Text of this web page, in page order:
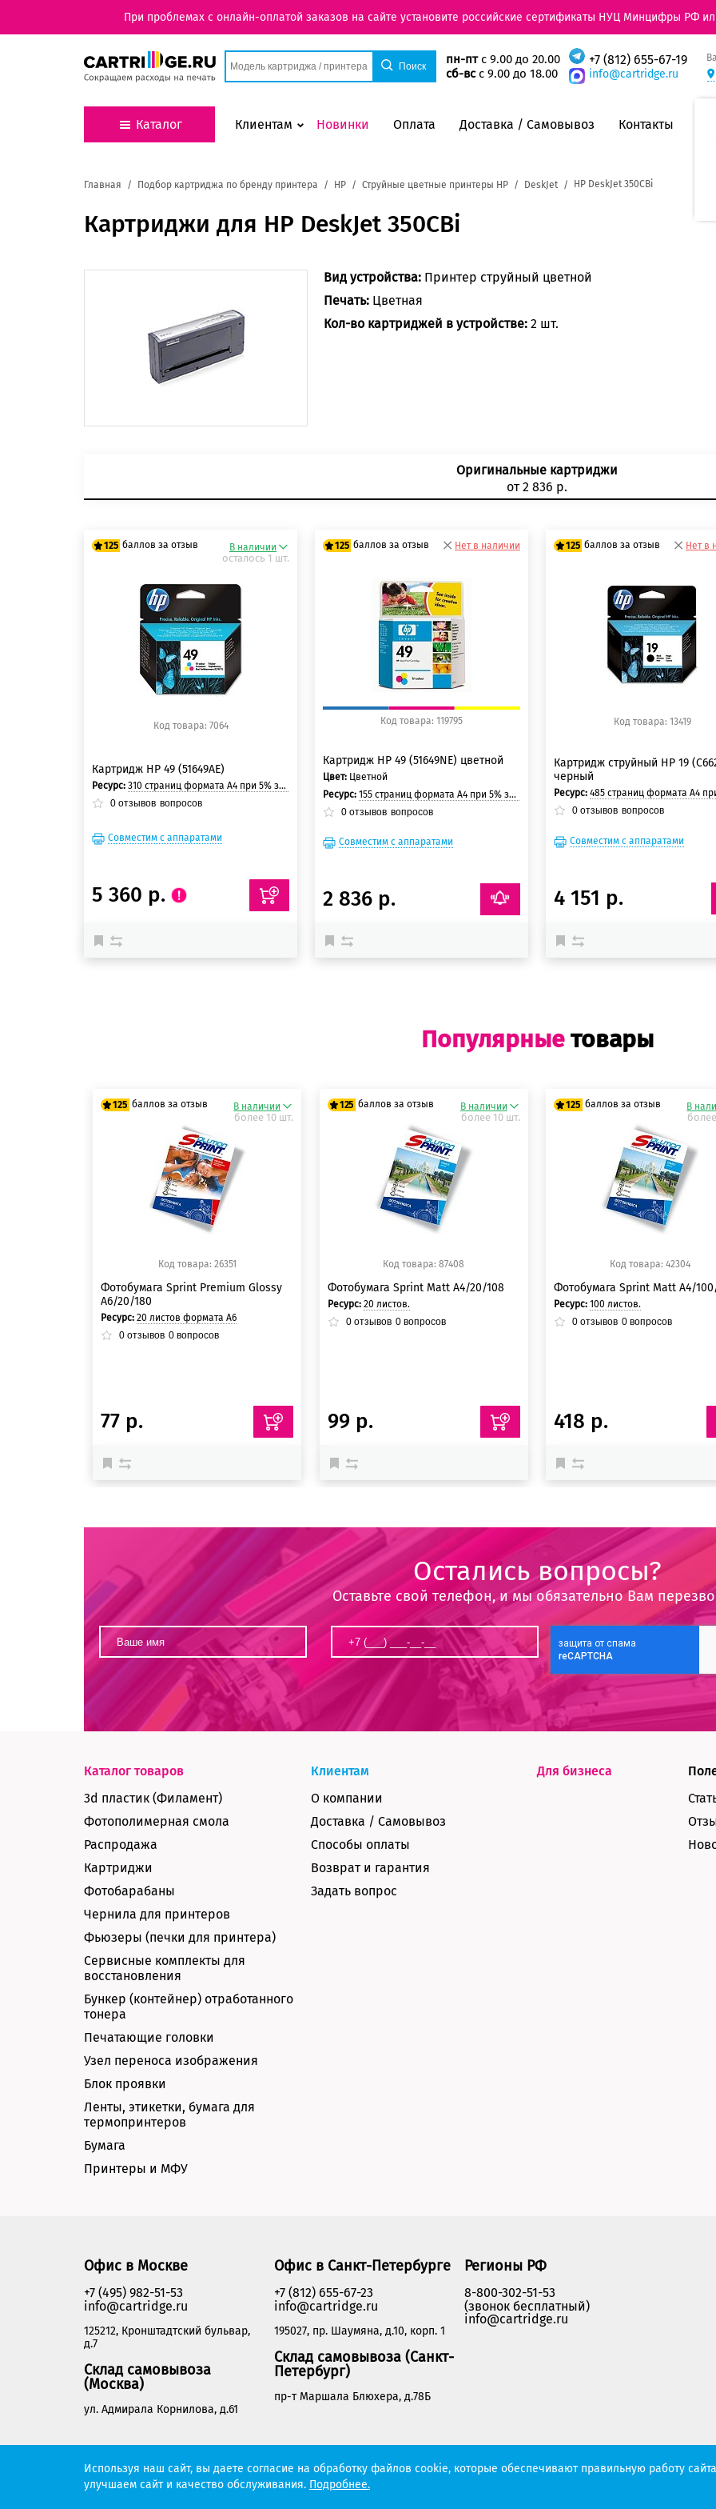
При проблемах с онлайн-оплатой заказов на сайте установите российские сертификаты НУЦ Минцифры РФ
пн-птс 9.00 до 20.00
сб-всс 9.00 до 18.00
+7 (812) 655-67-19
info@cartridge.ru
Каталог Клиентам Новинки Оплата Доставка / Самовывоз Контакты
Главная Подбор картриджа по бренду принтера HP Струйные цветные принтеры HP DeskJet HP DeskJet 350CBi
Картриджи для HP DeskJet 350CBi
Вид устройства: Принтер струйный цветной
Печать: Цветная
Кол-во картриджей в устройстве: 2 шт.
Оригинальные картриджи
от 2 836 р.
125 баллов за отзыв
100 баллов
125 баллов
В наличии
осталось 1 шт.
Код товара: 7064
Картридж HP 49 (51649AE)
Ресурс: 310 страниц формата A4 при 5% заполнении страницы.
0 отзывов вопросов
Совместим с аппаратами
5 360 р.
125 баллов за отзыв
100 баллов
125 баллов
Нет в наличии
Код товара: 119795
Картридж HP 49 (51649NE) цветной
Цвет: Цветной
Ресурс: 155 страниц формата A4 при 5% заполнении страницы
0 отзывов вопросов
Совместим с аппаратами
2 836 р.
125 баллов за отзыв
100 баллов
125 баллов
Нет в
Код товара: 13419
Картридж струйный HP 19
черный
Ресурс: 485 страниц формата А4 при 5% заполнении
0 отзывов вопросов
Совместим с аппаратами
4 151 р.
Популярныетовары
125 баллов за отзыв
125 баллов
125 баллов
В наличии
более 10 шт.
Код товара: 26351
Фотобумага Sprint Premium Glossy
A6/20/180
Ресурс:20 листов формата А6
0 отзывов 0 вопросов
77 р.
125 баллов за отзыв
125 баллов
125 баллов
В наличии
более 10 шт.
Код товара: 87408
Фотобумага Sprint Matt A4/20/108
Ресурс: 20 листов.
0отзывов 0вопросов
99 р.
125 баллов за отзыв
125 баллов
125 баллов
В
Код товара: 42304
Фотобумага Sprint Matt A4/
Ресурс:100 листов.
0 отзывов 0 вопросов
418 р.
Остались вопросы?
Оставьте свой телефон, и мы обязательно Вам
Каталог товаров
3d пластик (Филамент)
Фотополимерная смола
Распродажа
Картриджи
Фотобарабаны
Чернила для принтеров
Фьюзеры (печки для принтера)
Сервисные комплекты для
восстановления
Бункер (контейнер) отработанного
тонера
Печатающие головки
Узел переноса изображения
Блок проявки
Ленты, этикетки, бумага для
термопринтеров
Бумага
Принтеры и МФУ
Клиентам
О компании
Доставка / Самовывоз
Способы оплаты
Возврат и гарантия
Задать вопрос
Для бизнеса
Офис в Москве
+7 (495) 982-51-53
info@cartridge.ru
125212, Кронштадтский бульвар,
д.7
Склад самовывоза
(Москва)
ул. Адмирала Корнилова, д.61
Офис в Санкт-Петербурге
+7 (812) 655-67-23
info@cartridge.ru
195027, пр. Шаумяна, д.10, корп. 1
Склад самовывоза (Санкт-
Петербург)
пр-т Маршала Блюхера, д.78Б
Регионы РФ
8-800-302-51-53
(звонок бесплатный)
info@cartridge.ru
Cartridge.ru 2012-2026. Все права защищены Политика конфиденциальности
Используя наш сайт, вы даете согласие на обработку файлов cookie, которые обеспечивают правильную работу
улучшаем сайт и качество обслуживания. Подробнее.